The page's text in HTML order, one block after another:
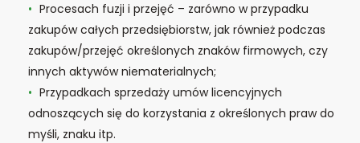
Procesach fuzji i przejęć – zarówno w przypadku
zakupów całych przedsiębiorstw, jak również podczas
zakupów/przejęć określonych znaków firmowych, czy
innych aktywów niematerialnych;
Przypadkach sprzedaży umów licencyjnych
odnoszących się do korzystania z określonych praw do
myśli, znaku itp.